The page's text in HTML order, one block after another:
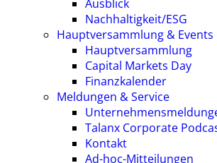
Ausblick
Nachhaltigkeit/ESG
Hauptversammlung & Events
Hauptversammlung
Capital Markets Day
Finanzkalender
Meldungen & Service
Talanx Corporate
Kontakt
Ad-hoc-Mitteilungen